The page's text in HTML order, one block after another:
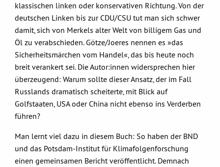
klassischen linken oder konservativen Richtung. Von der
deutschen Linken bis zur CDU/CSU tut man sich schwer
damit, sich von Merkels alter Welt von billigem Gas und
Öl zu verabschieden. Götze/Joeres nennen es »das
Sicherheitsmärchen vom Handel«, das bis heute noch
breit verankert sei. Die Autor:innen widersprechen hier
überzeugend: Warum sollte dieser Ansatz, der im Fall
Russlands dramatisch scheiterte, mit Blick auf
Golfstaaten, USA oder China nicht ebenso ins Verderben
führen?
Man lernt viel dazu in diesem Buch: So haben der BND
und das Potsdam-Institut für Klimafolgenforschung
einen gemeinsamen Bericht veröffentlicht. Demnach